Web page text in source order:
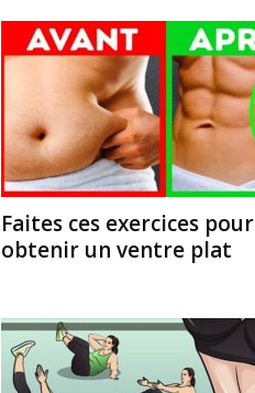
Faites ces exercices pour
obtenir un ventre plat